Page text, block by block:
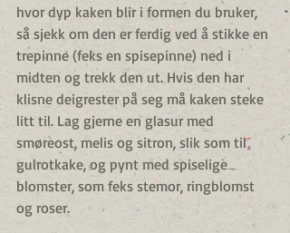
hvor dyp kaken blir i formen du bruker,
så sjekk om den er ferdig ved å stikke en
trepinne (feks en spisepinne) ned i
midten og trekk den ut. Hvis den har
klisne deigrester på seg må kaken steke
litt til. Lag gjerne en glasur med
smøreost, melis og sitron, slik som til
gulrotkake, og pynt med spiselige
blomster, som feks stemor, ringblomst
og roser.